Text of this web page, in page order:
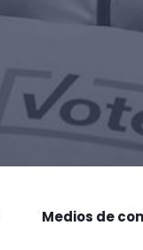
Medios de